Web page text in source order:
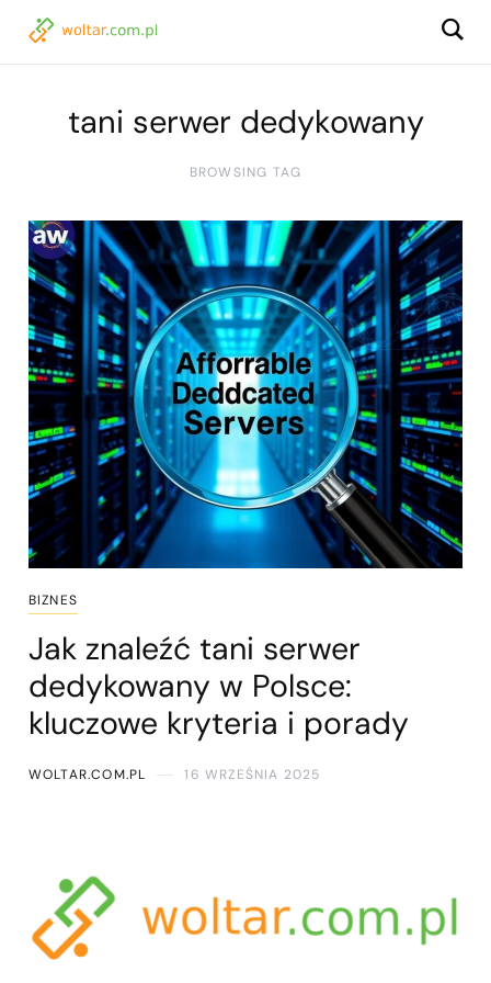
tani serwer dedykowany
BROWSING TAG
BIZNES
Jak znaleźć tani serwer
dedykowany w Polsce:
kluczowe kryteria i porady
WOLTAR.COM.PL 16 WRZEŚNIA 2025